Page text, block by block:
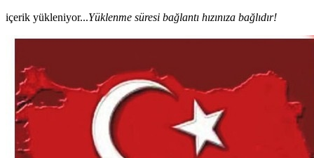
içerik yükleniyor...Yüklenme süresi bağlantı hızınıza bağlıdır!